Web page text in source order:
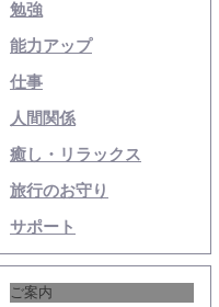
勉強
能力アップ
仕事
人間関係
癒し・リラックス
旅行のお守り
サポート
ご案内